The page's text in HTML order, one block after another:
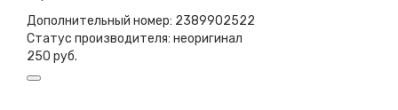
Дополнительный номер: 2389902522
Статус производителя: неоригинал
250 руб.